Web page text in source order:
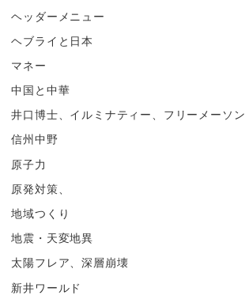
ヘッダーメニュー
ヘブライと日本
マネー
中国と中華
井口博士、イルミナティー、フリーメーソン
信州中野
原子力
原発対策、
地域つくり
地震・天変地異
太陽フレア、深層崩壊
新井ワールド